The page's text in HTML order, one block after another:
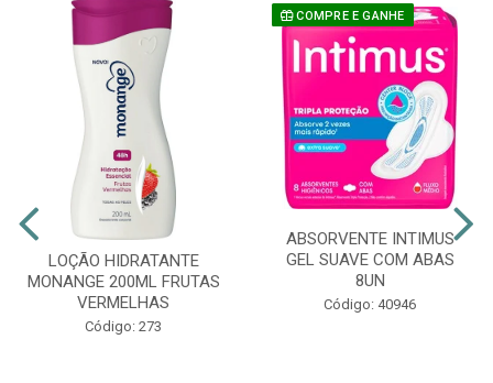
LOÇÃO HIDRATANTE
MONANGE 200ML FRUTAS
VERMELHAS
Código: 273
COMPRE E GANHE
ABSORVENTE INTIMUS
GEL SUAVE COM ABAS
8UN
Código: 40946